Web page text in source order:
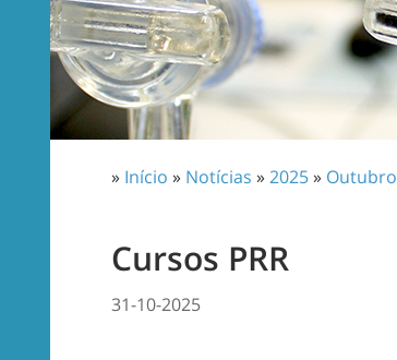
» Início » Notícias »2025» Outubro
Cursos PRR
31-10-2025